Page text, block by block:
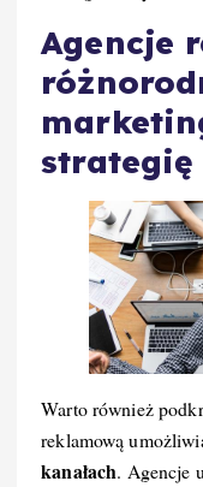
Agencje
strategię
Warto również
reklamową
kanałach. Agencje